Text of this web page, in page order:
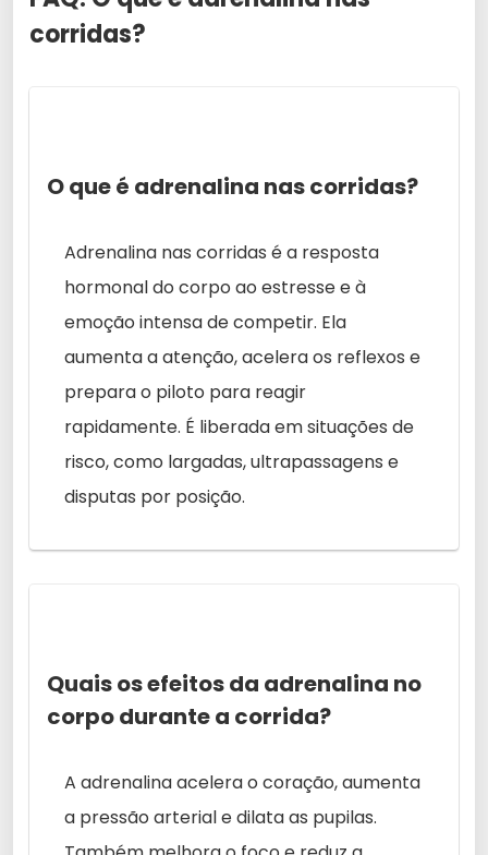
corridas?
O que é adrenalina nas corridas?
Adrenalina nas corridas é a resposta
hormonal do corpo ao estresse e à
emoção intensa de competir. Ela
aumenta a atenção, acelera os reflexos e
prepara o piloto para reagir
rapidamente. É liberada em situações de
risco, como largadas, ultrapassagens e
disputas por posição.
Quais os efeitos da adrenalina no
corpo durante a corrida?
A adrenalina acelera o coração, aumenta
a pressão arterial e dilata as pupilas.